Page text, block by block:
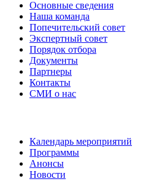
Основные сведения
Наша команда
Попечительский совет
Экспертный совет
Порядок отбора
Документы
Партнеры
Контакты
СМИ о нас
Календарь мероприятий
Программы
Анонсы
Новости